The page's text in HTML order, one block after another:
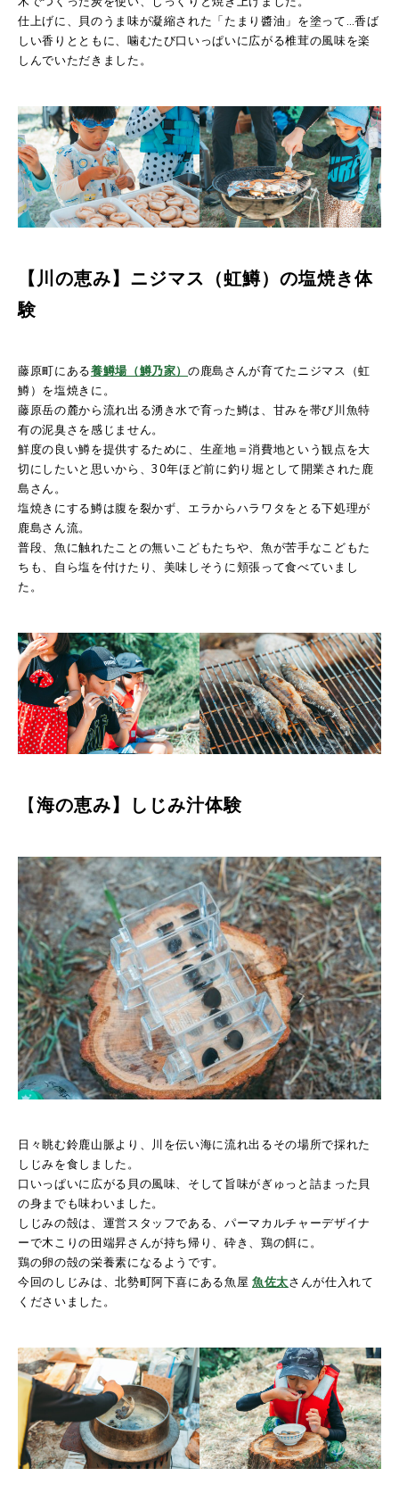
仕上げに、貝のうま味が凝縮された「たまり醬油」を塗って…香ば
しい香りとともに、噛むたび口いっぱいに広がる椎茸の風味を楽
しんでいただきました。
【川の恵み】ニジマス（虹鱒） の塩焼き体
験
藤原町にある養鱒場（鱒乃家）の鹿島さんが育てたニジマス（虹
鱒）を塩焼きに。
藤原岳の麓から流れ出る湧き水で育った鱒は、甘みを帯び川魚特
有の泥臭さを感じません。
鮮度の良い鱒を提供するために、生産地＝消費地という観点を大
切にしたいと思いから、30年ほど前に釣り堀として開業された鹿
島さん。
塩焼きにする鱒は腹を裂かず、エラからハラワタをとる下処理が
鹿島さん流。
普段、魚に触れたことの無いこどもたちや、魚が苦手なこどもた
ちも、自ら塩を付けたり、美味しそうに頬張って食べていまし
た。
【海の恵み】しじみ汁体験
日々眺む鈴鹿山脈より、川を伝い海に流れ出るその場所で採れた
しじみを食しました。
口いっぱいに広がる貝の風味、そして旨味がぎゅっと詰まった貝
の身までも味わいました。
しじみの殻は、運営スタッフである、パーマカルチャーデザイナ
ーで木こりの田端昇さんが持ち帰り、砕き、鶏の餌に。
鶏の卵の殻の栄養素になるようです。
今回のしじみは、北勢町阿下喜にある魚屋 魚佐太さんが仕入れて
くださいました。